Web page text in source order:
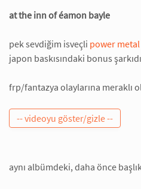
at the inn of éamon bayle
pek sevdiğim isveçli power metal
japon baskısındaki bonus
frp/fantazya olaylarına meraklı
aynı albümdeki, daha önce